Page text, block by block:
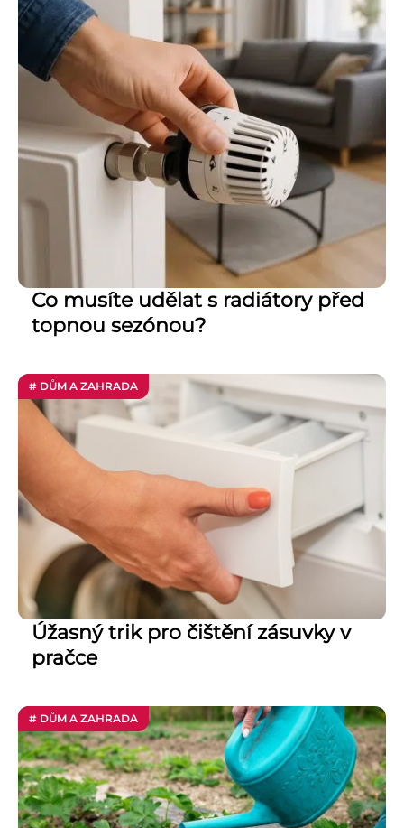
Co musíte udělat s radiátory před
topnou sezónou?
# DŮM A ZAHRADA
Úžasný trik pro čištění zásuvky v
pračce
# DŮM A ZAHRADA